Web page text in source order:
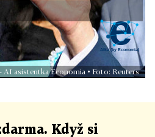
asistentka Economia • Foto: Reuters
Když si